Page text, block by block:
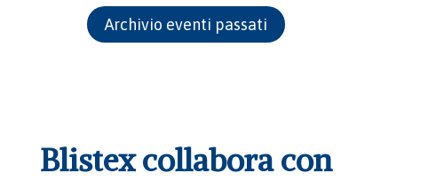
Archivio eventi passati
Blistex collabora con